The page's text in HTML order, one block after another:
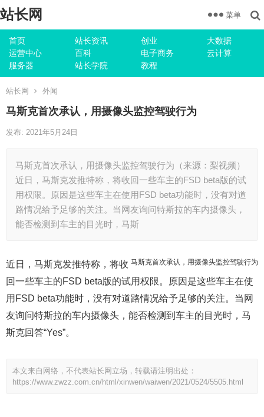
站长网
首页 站长资讯 创业
大数据
运营中心
百科 电子商务
云计算
服务器
站长学院 教程
菜单
站长网 外闻
马斯克首次承认，用摄像头监控驾驶行为
发布: 2021年5月24日
马斯克首次承认，用摄像头监控驾驶行为（来源：梨视频）
近日，马斯克发推特称，将收回一些车主的FSD beta版的试
用权限。原因是这些车主在使用FSD beta功能时，没有对道
路情况给予足够的关注。当网友询问特斯拉的车内摄像头，
能否检测到车主的目光时，马斯
马斯克首次承认，用摄像头监控驾驶行为
（来源：梨视频）
近日，马斯克发推特称，将收
回一些车主的FSD beta版的试用权限。原因是这些车主在使
用FSD beta功能时，没有对道路情况给予足够的关注。当网
友询问特斯拉的车内摄像头，能否检测到车主的目光时，马
斯克回答“Yes”。
本文来自网络，不代表站长网立场，转载请注明出处：
https://www.zwzz.com.cn/html/xinwen/waiwen/2021/0524/5505.html